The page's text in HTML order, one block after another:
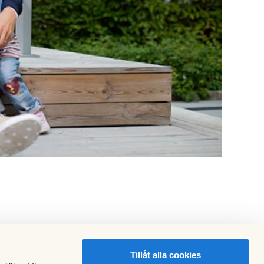
Tillåt alla cookies